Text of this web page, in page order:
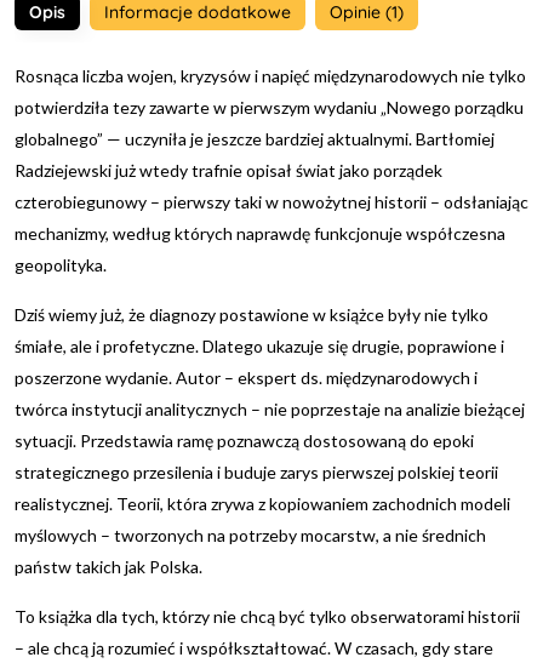
Opis Informacje dodatkowe Opinie (1)
Rosnąca liczba wojen, kryzysów i napięć międzynarodowych nie tylko
potwierdziła tezy zawarte w pierwszym wydaniu „Nowego porządku
globalnego” — uczyniła je jeszcze bardziej aktualnymi. Bartłomiej
Radziejewski już wtedy trafnie opisał świat jako porządek
czterobiegunowy – pierwszy taki w nowożytnej historii – odsłaniając
mechanizmy, według których naprawdę funkcjonuje współczesna
geopolityka.
Dziś wiemy już, że diagnozy postawione w książce były nie tylko
śmiałe, ale i profetyczne. Dlatego ukazuje się drugie, poprawione i
poszerzone wydanie. Autor – ekspert ds. międzynarodowych i
twórca instytucji analitycznych – nie poprzestaje na analizie bieżącej
sytuacji. Przedstawia ramę poznawczą dostosowaną do epoki
strategicznego przesilenia i buduje zarys pierwszej polskiej teorii
realistycznej. Teorii, która zrywa z kopiowaniem zachodnich modeli
myślowych – tworzonych na potrzeby mocarstw, a nie średnich
państw takich jak Polska.
To książka dla tych, którzy nie chcą być tylko obserwatorami historii
– ale chcą ją rozumieć i współkształtować. W czasach, gdy stare